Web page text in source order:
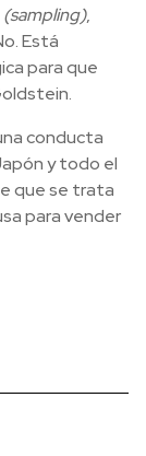
(sampling),
Está
para que
conducta
y todo el
que se trata
para vender